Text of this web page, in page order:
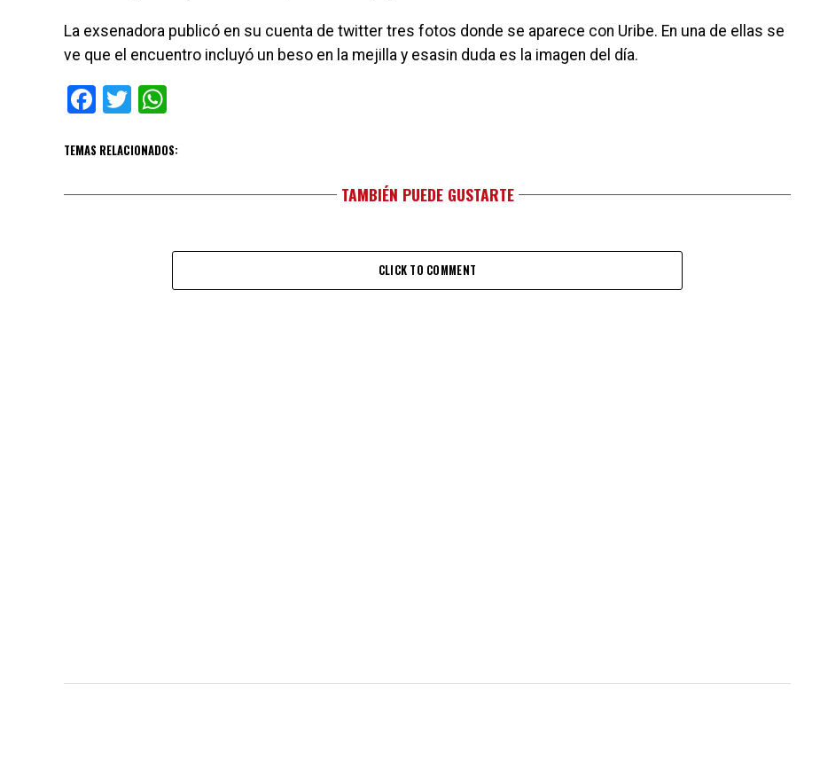
La exsenadora publicó en su cuenta de twitter tres fotos donde se aparece con Uribe. En una de ellas se
ve que el encuentro incluyó un beso en la mejilla y esasin duda es la imagen del día.
Facebook
Twitter
TEMAS RELACIONADOS:
TAMBIÉN PUEDE GUSTARTE
CLICK TO COMMENT